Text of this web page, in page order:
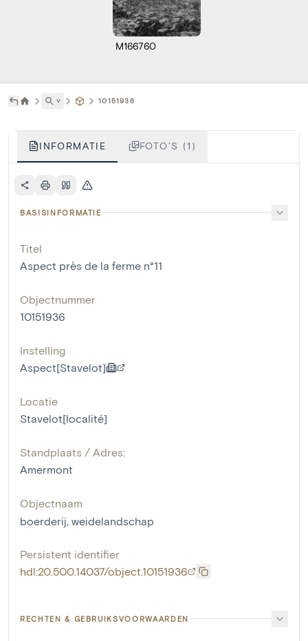
M166760
˅ 10151936
INFORMATIE FOTO'S (1)
BASISINFORMATIE
Titel
Aspect près de la ferme n°11
Objectnummer
10151936
Instelling
Aspect[Stavelot]
Locatie
Stavelot[localité]
Standplaats / Adres:
Amermont
Objectnaam
boerderij, weidelandschap
Persistent identifier
hdl:20.500.14037/object.10151936
RECHTEN & GEBRUIKSVOORWAARDEN